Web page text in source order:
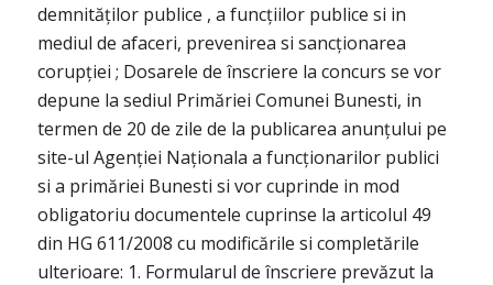
demnităților publice , a funcțiilor publice si in
mediul de afaceri, prevenirea si sancționarea
corupției ; Dosarele de înscriere la concurs se vor
depune la sediul Primăriei Comunei Bunesti, in
termen de 20 de zile de la publicarea anunțului pe
site-ul Agenției Naționala a funcționarilor publici
si a primăriei Bunesti si vor cuprinde in mod
obligatoriu documentele cuprinse la articolul 49
din HG 611/2008 cu modificările si completările
ulterioare: 1. Formularul de înscriere prevăzut la